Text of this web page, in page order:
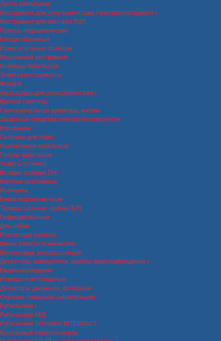
Лента сигнальная
Инструмент для электромонтажа / электроинструмент
Инструмент для монтажа ЛЭП
Прессы гидравлические
Клещи обжимные
Измерительные приборы
Монтажный инструмент
Ножницы кабельные
Электроинструменты
Фонари
Аксессуары для электромонтажа
Крепеж / Метизы
Светосигнальная арматура, кнопки
Защитные средства электробезопасности
Клеммники
Патроны для ламп
Наконечники кабельные
Гильзы кабельные
Хомуты (стяжки)
Вставки плавкие ПН
Коробки монтажные
Изолента
Бирки маркировочные
Термоусадочная трубка (ТуТ)
Гофродержатели
Дин-рейки
Изоляторы шинные
Шины электротехнические
Бензиновые электростанции
Детекторы, извещатели, камеры видеонаблюдения
Видеонаблюдение
Извещатели пожарные
Детекторы движения, фотореле
Охранно-пожарная сигнализация
Рубильники
Рубильники ABB
Рубильники Schneider INTERPACT
Кулачковый переключатель